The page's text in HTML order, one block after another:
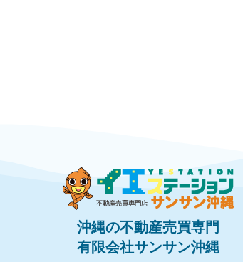
沖縄の不動産売買専門
有限会社サンサン沖縄